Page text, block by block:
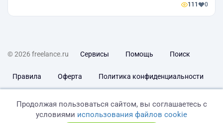
111 0
© 2026 freelance.ru Сервисы Помощь Поиск
Правила Оферта Политика конфиденциальности
Продолжая пользоваться сайтом, вы соглашаетесь с
условиями использования файлов cookie